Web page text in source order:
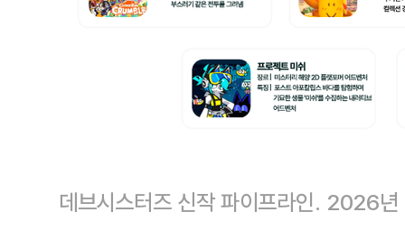
데브시스터즈 신작 파이프라인. 2026